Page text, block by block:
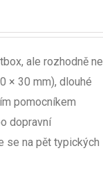
ale rozhodně ne
× 30 mm), dlouhé
pomocníkem
dopravní
se na pět typických